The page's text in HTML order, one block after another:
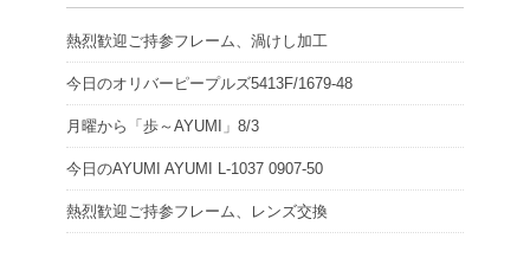
熱烈歓迎ご持参フレーム、渦けし加工
今日のオリバーピープルズ5413F/1679-48
月曜から「歩～AYUMI」8/3
今日のAYUMI AYUMI L-1037 0907-50
熱烈歓迎ご持参フレーム、レンズ交換